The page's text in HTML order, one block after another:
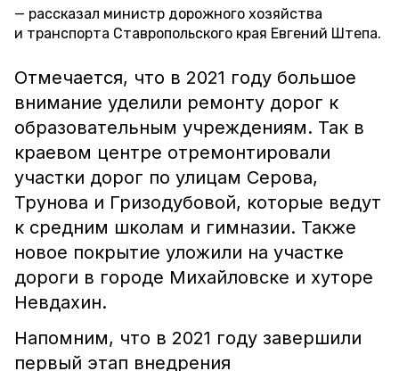
рассказал министр дорожного хозяйства
и транспорта Ставропольского края Евгений Штепа.
Отмечается, что в 2021 году большое
внимание уделили ремонту дорог к
образовательным учреждениям. Так в
краевом центре отремонтировали
участки дорог по улицам Серова,
Трунова и Гризодубовой, которые ведут
к средним школам и гимназии. Также
новое покрытие уложили на участке
дороги в городе Михайловске и хуторе
Невдахин.
Напомним, что в 2021 году завершили
первый этап внедрения